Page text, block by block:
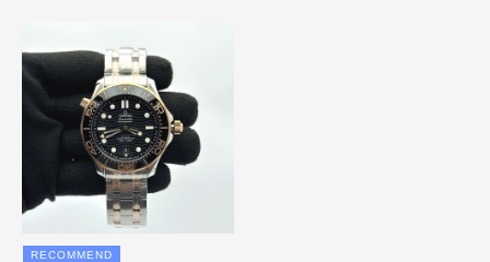
RECOMMEND